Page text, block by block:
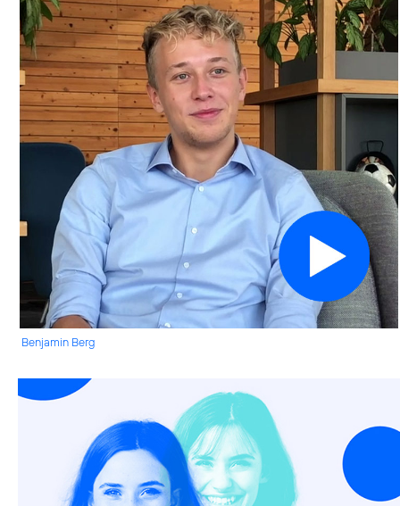
Benjamin Berg